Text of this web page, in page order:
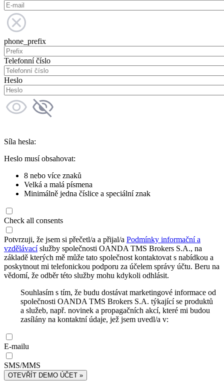
phone_prefix
Telefonní číslo
Heslo
Síla hesla:
Heslo musí obsahovat:
8 nebo více znaků
Velká a malá písmena
Minimálně jedna číslice a speciální znak
Check all consents
Potvrzuji, že jsem si přečetl/a a přijal/a Podmínky informační a
vzdělávacíslužby společnosti OANDA TMS Brokers S.A., na
základě kterých mě může tato společnost kontaktovat s nabídkou a
poskytnout mi telefonickou podporu za účelem správy účtu. Beru na
vědomí, že odběr této služby mohu kdykoli odhlásit.
Souhlasím s tím, že budu dostávat marketingové informace od
společnosti OANDA TMS Brokers S.A. týkající se produktů
a služeb, např. novinek a propagačních akcí, které mi budou
zasílány na kontaktní údaje, jež jsem uvedl/a v:
E-mailu
SMS/MMS
OTEVŘÍT DEMO ÚČET »